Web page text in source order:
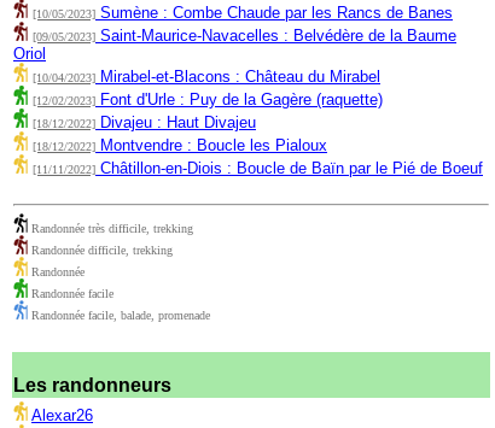
[10/05/2023] Sumène : Combe Chaude par les Rancs de Banes
[09/05/2023] Saint-Maurice-Navacelles : Belvédère de la Baume
Oriol
[10/04/2023] Mirabel-et-Blacons : Château du Mirabel
[12/02/2023] Font d'Urle : Puy de la Gagère (raquette)
[18/12/2022] Divajeu : Haut Divajeu
[18/12/2022] Montvendre : Boucle les Pialoux
[11/11/2022] Châtillon-en-Diois : Boucle de Baïn par le Pié de Boeuf
Randonnée très difficile, trekking
Randonnée difficile, trekking
Randonnée
Randonnée facile
Randonnée facile, balade, promenade
Les randonneurs
Alexar26